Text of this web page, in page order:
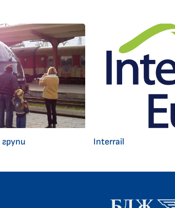
Interrail